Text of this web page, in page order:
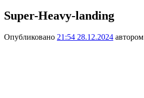
Super-Heavy-landing
Опубликовано 21:54 28.12.2024 автором